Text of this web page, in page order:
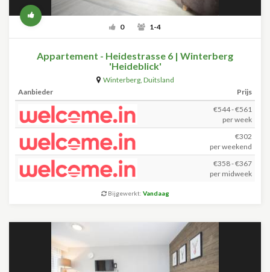
0 1-4
Appartement - Heidestrasse 6 | Winterberg
'Heideblick'
Winterberg, Duitsland
Aanbieder
Prijs
€544 - €561
per week
€302
per weekend
€358 - €367
per midweek
Bijgewerkt: Vandaag